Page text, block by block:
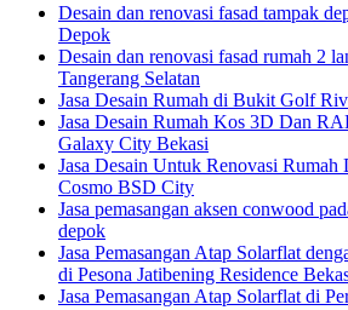
Desain dan renovasi fasad tampak
Depok
Desain dan renovasi fasad rumah 2
Tangerang Selatan
Jasa Desain Rumah di Bukit Golf
Jasa Desain Rumah Kos 3D Dan
Galaxy City Bekasi
Jasa Desain Untuk Renovasi Rumah
Cosmo BSD City
Jasa pemasangan aksen conwood
depok
Jasa Pemasangan Atap Solarflat
di Pesona Jatibening Residence
Jasa Pemasangan Atap Solarflat di